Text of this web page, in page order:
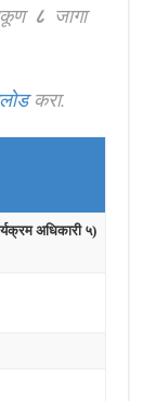
८जागा
करा.
अधिकारी ५)